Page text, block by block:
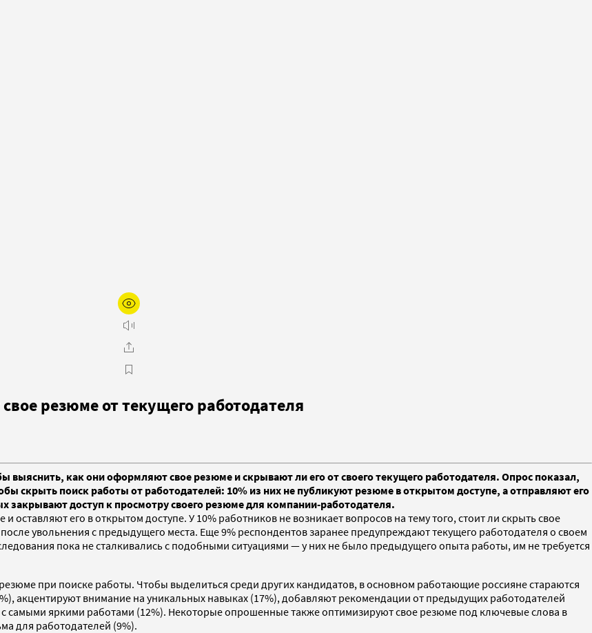
резюме от текущего работодателя
выяснить, как они оформляют свое резюме и скрывают ли его от своего текущего работодателя. Опрос показал,
скрыть поиск работы от работодателей: 10% из них не публикуют резюме в открытом доступе, а отправляют его
доступ к просмотру своего резюме для компании-работодателя.
оставляют его в открытом доступе. У 10% работников не возникает вопросов на тему того, стоит ли скрыть свое
увольнения с предыдущего места. Еще 9% респондентов заранее предупреждают текущего работодателя о своем
пока не сталкивались с подобными ситуациями — у них не было предыдущего опыта работы, им не требуется
при поиске работы. Чтобы выделиться среди других кандидатов, в основном работающие россияне стараются
акцентируют внимание на уникальных навыках (17%), добавляют рекомендации от предыдущих работодателей
яркими работами (12%). Некоторые опрошенные также оптимизируют свое резюме под ключевые слова в
для работодателей (9%).